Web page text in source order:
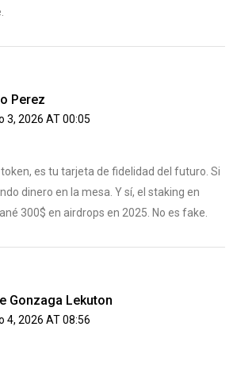
Perez
3, 2026 AT 00:05
token, es tu tarjeta de fidelidad del futuro. Si
dinero en la mesa. Y sí, el staking en
300$ en airdrops en 2025. No es fake.
Gonzaga Lekuton
4, 2026 AT 08:56